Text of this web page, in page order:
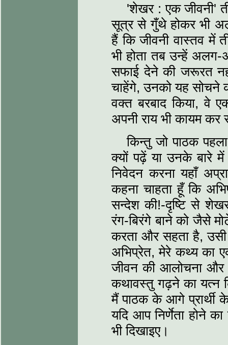
'शेखर : एक जीवनी'
सूत्र से गुँथे होकर भी
हैं कि जीवनी वास्तव में
भी होता तब उन्हें अलग-
सफाई देने की जरूरत
चाहेंगे, उनको यह सोचने
वक्त बरबाद किया, वे
अपनी राय भी कायम
किन्तु जो पाठक
क्यों पढ़ें या उनके बारे
निवेदन करना यहाँ
कहना चाहता हूँ कि
सन्देश की!-दृष्टि से
रंग-बिरंगे बाने को जैसे
करता और सहता है, उसी
अभिप्रेत, मेरे कथ्य का
जीवन की आलोचना और
कथावस्तु गढ़ने का यत्न
मैं पाठक के आगे प्रार्थी
यदि आप निर्णेता होने
भी दिखाइए।